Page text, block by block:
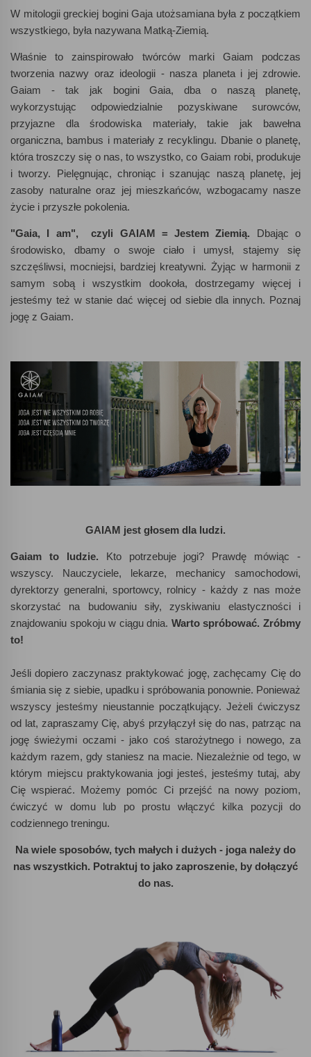
W mitologii greckiej bogini Gaja utożsamiana była z początkiem
wszystkiego, była nazywana Matką-Ziemią.
Właśnie to zainspirowało twórców marki Gaiam podczas
tworzenia nazwy oraz ideologii - nasza planeta i jej zdrowie.
Gaiam - tak jak bogini Gaia, dba o naszą planetę,
wykorzystując odpowiedzialnie pozyskiwane surowców,
przyjazne dla środowiska materiały, takie jak bawełna
organiczna, bambus i materiały z recyklingu. Dbanie o planetę,
która troszczy się o nas, to wszystko, co Gaiam robi, produkuje
i tworzy. Pielęgnując, chroniąc i szanując naszą planetę, jej
zasoby naturalne oraz jej mieszkańców, wzbogacamy nasze
życie i przyszłe pokolenia.
"Gaia, I am", czyli GAIAM = Jestem Ziemią. Dbając o
środowisko, dbamy o swoje ciało i umysł, stajemy się
szczęśliwsi, mocniejsi, bardziej kreatywni. Żyjąc w harmonii z
samym sobą i wszystkim dookoła, dostrzegamy więcej i
jesteśmy też w stanie dać więcej od siebie dla innych. Poznaj
jogę z Gaiam.
GAIAM jest głosem dla ludzi.
Gaiam to ludzie. Kto potrzebuje jogi? Prawdę mówiąc -
wszyscy. Nauczyciele, lekarze, mechanicy samochodowi,
dyrektorzy generalni, sportowcy, rolnicy - każdy z nas może
skorzystać na budowaniu siły, zyskiwaniu elastyczności i
znajdowaniu spokoju w ciągu dnia. Warto spróbować. Zróbmy
to!
Jeśli dopiero zaczynasz praktykować jogę, zachęcamy Cię do
śmiania się z siebie, upadku i spróbowania ponownie. Ponieważ
wszyscy jesteśmy nieustannie początkujący. Jeżeli ćwiczysz
od lat, zapraszamy Cię, abyś przyłączył się do nas, patrząc na
jogę świeżymi oczami - jako coś starożytnego i nowego, za
każdym razem, gdy staniesz na macie. Niezależnie od tego, w
którym miejscu praktykowania jogi jesteś, jesteśmy tutaj, aby
Cię wspierać. Możemy pomóc Ci przejść na nowy poziom,
ćwiczyć w domu lub po prostu włączyć kilka pozycji do
codziennego treningu.
Na wiele sposobów, tych małych i dużych - joga należy do
nas wszystkich. Potraktuj to jako zaproszenie, by dołączyć
do nas.